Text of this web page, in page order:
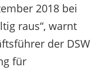
2018 bei
raus“, warnt
der DSW
für